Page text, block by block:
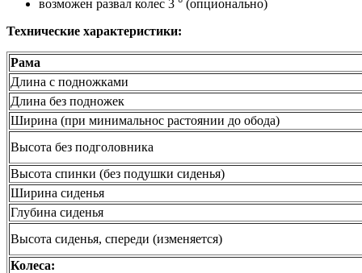
возможен развал колес 3 ° (опционально)
Технические характеристики:
Рама
Длина с подножками
Длина без подножек
Ширина (при минимальнос растоянии до обода)
Высота без подголовника
Высота спинки (без подушки сиденья)
Ширина сиденья
Глубина сиденья
Высота сиденья, спереди (изменяется)
Колеса: